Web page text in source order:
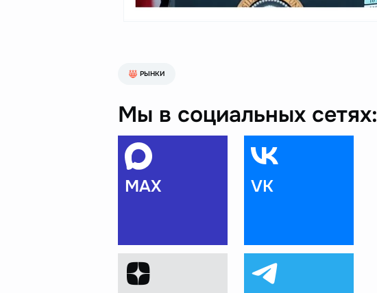
РЫНКИ
Мы в социальных сетях:
MAX VK